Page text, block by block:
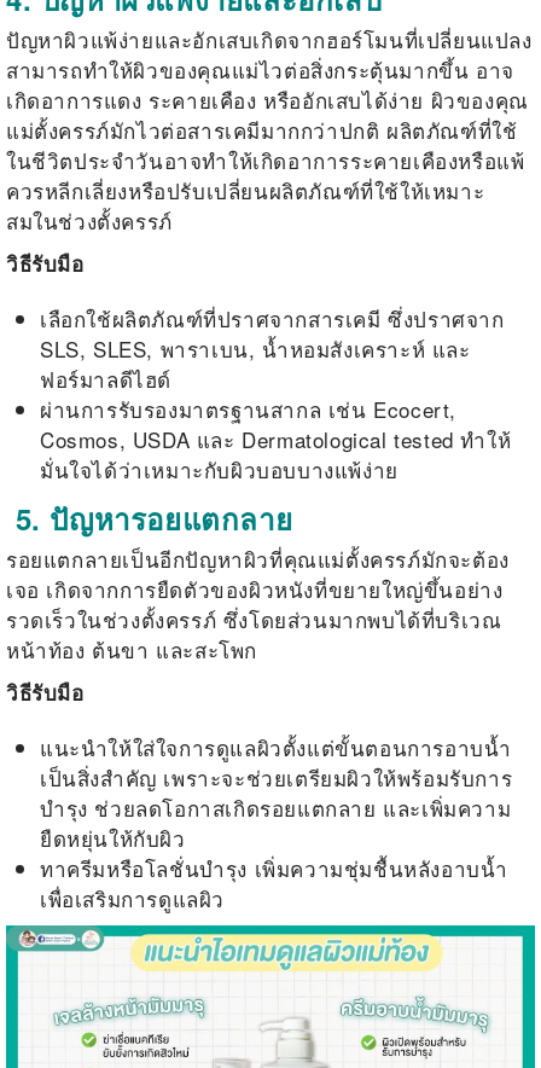
ปัญหาผิวแพ้ง่ายและอักเสบเกิดจากฮอร์โมนที่เปลี่ยนแปลง
สามารถทำให้ผิวของคุณแม่ไวต่อสิ่งกระตุ้นมากขึ้น อาจ
เกิดอาการแดง ระคายเคือง หรืออักเสบได้ง่าย ผิวของคุณ
แม่ตั้งครรภ์มักไวต่อสารเคมีมากกว่าปกติ ผลิตภัณฑ์ที่ใช้
ในชีวิตประจำวันอาจทำให้เกิดอาการระคายเคืองหรือแพ้
ควรหลีกเลี่ยงหรือปรับเปลี่ยนผลิตภัณฑ์ที่ใช้ให้เหมาะ
สมในช่วงตั้งครรภ์
วิธีรับมือ
เลือกใช้ผลิตภัณฑ์ที่ปราศจากสารเคมี ซึ่งปราศจาก
SLS, SLES, พาราเบน, น้ำหอมสังเคราะห์ และ
ฟอร์มาลดีไฮด์
ผ่านการรับรองมาตรฐานสากล เช่น Ecocert,
Cosmos, USDA และ Dermatological tested ทำให้
มั่นใจได้ว่าเหมาะกับผิวบอบบางแพ้ง่าย
5. ปัญหารอยแตกลาย
รอยแตกลายเป็นอีกปัญหาผิวที่คุณแม่ตั้งครรภ์มักจะต้อง
เจอ เกิดจากการยืดตัวของผิวหนังที่ขยายใหญ่ขึ้นอย่าง
รวดเร็วในช่วงตั้งครรภ์ ซึ่งโดยส่วนมากพบได้ที่บริเวณ
หน้าท้อง ต้นขา และสะโพก
วิธีรับมือ
แนะนำให้ใส่ใจการดูแลผิวตั้งแต่ขั้นตอนการอาบน้ำ
เป็นสิ่งสำคัญ เพราะจะช่วยเตรียมผิวให้พร้อมรับการ
บำรุง ช่วยลดโอกาสเกิดรอยแตกลาย และเพิ่มความ
ยืดหยุ่นให้กับผิว
ทาครีมหรือโลชั่นบำรุง เพิ่มความชุ่มชื้นหลังอาบน้ำ
เพื่อเสริมการดูแลผิว